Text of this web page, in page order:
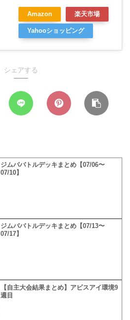
Amazon 楽天市場
Yahooショッピング
シェアする
ジムババトルデッキまとめ【07/06〜
07/10】
ジムババトルデッキまとめ【07/13〜
07/17】
【自主大会結果まとめ】アビスアイ環境9
週目